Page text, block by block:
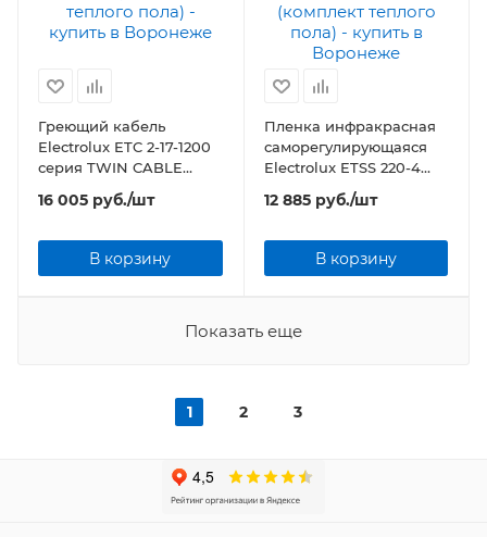
Греющий кабель
Electrolux ETC 2-17-1200
серия TWIN CABLE
(комплект теплого пола)
16 005 руб./шт
В корзину
Пленка инфракрасная
саморегулирующаяся
Electrolux ETSS 220-4
(комплект теплого пола)
12 885руб./шт
В корзину
Показать еще
1 2 3